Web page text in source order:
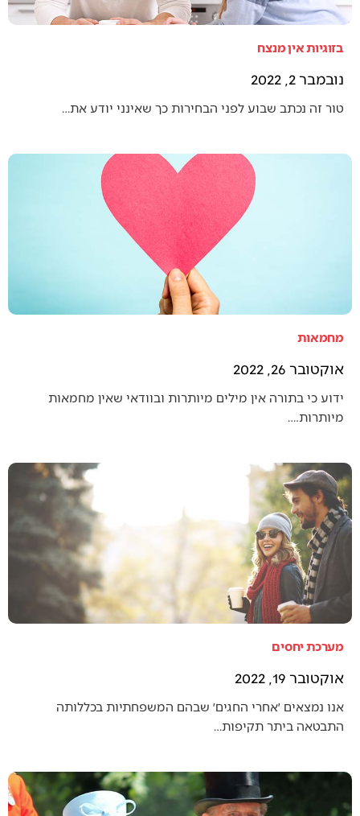
בזוגיות אין מנצח
נובמבר 2, 2022
טור זה נכתב שבוע לפני הבחירות כך שאינני יודע את…
מחמאות
אוקטובר 26, 2022
ידוע כי בתורה אין מילים מיותרות ובוודאי שאין מחמאות
מיותרות.…
מערכת יחסים
אוקטובר 19, 2022
אנו נמצאים ׳אחרי החגים׳ שבהם המשפחתיות בכללותה
התבטאה ביתר תקיפות…